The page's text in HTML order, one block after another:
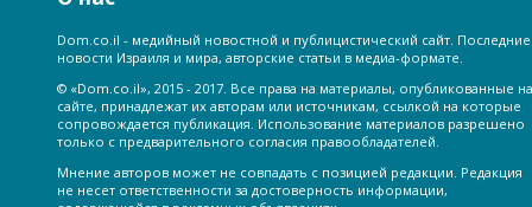
Dom.co.il - медийный новостной и публицистический сайт. Последние
новости Израиля и мира, авторские статьи в медиа-формате.
© «Dom.co.il», 2015 - 2017. Все права на материалы, опубликованные на
сайте, принадлежат их авторам или источникам, ссылкой на которые
сопровождается публикация. Использование материалов разрешено
только с предварительного согласия правообладателей.
Мнение авторов может не совпадать с позицией редакции. Редакция
не несет ответственности за достоверность информации,